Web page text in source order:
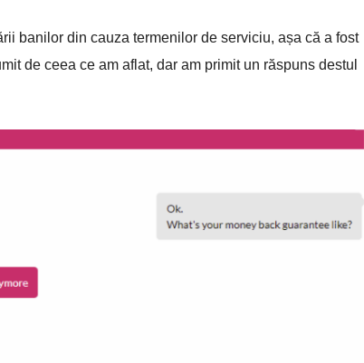
banilor din cauza termenilor de serviciu, așa că a fost
de ceea ce am aflat, dar am primit un răspuns destul